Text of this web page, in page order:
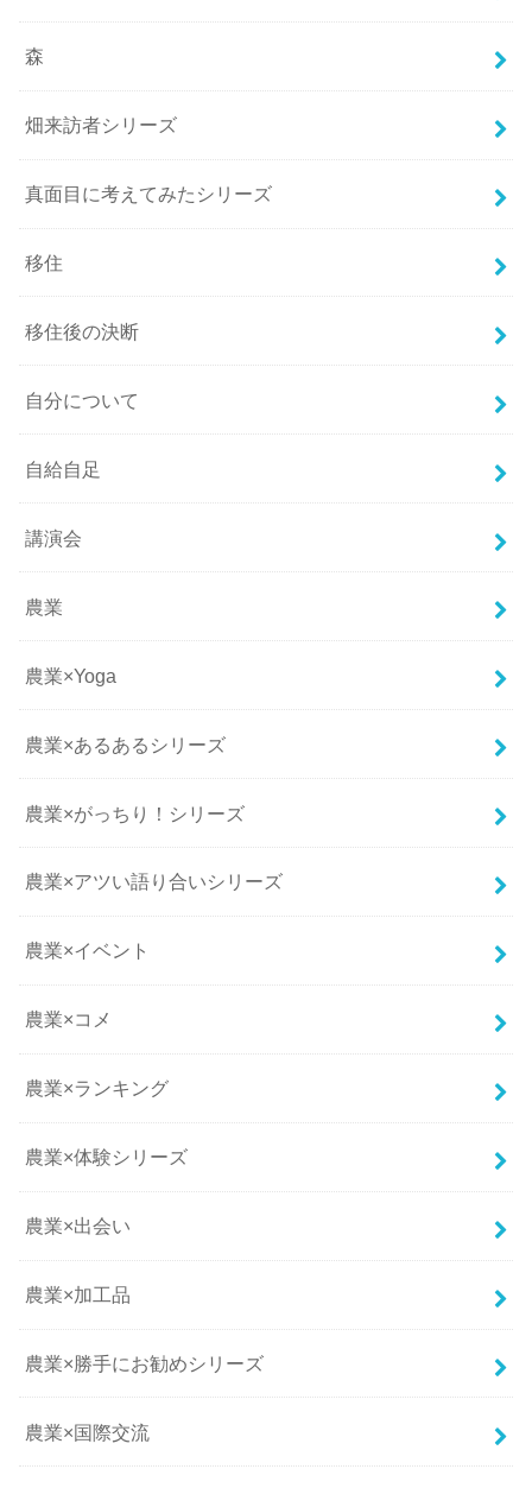
森
畑来訪者シリーズ
真面目に考えてみたシリーズ
移住
移住後の決断
自分について
自給自足
講演会
農業
農業×Yoga
農業×あるあるシリーズ
農業×がっちり！シリーズ
農業×アツい語り合いシリーズ
農業×イベント
農業×コメ
農業×ランキング
農業×体験シリーズ
農業×出会い
農業×加工品
農業×勝手にお勧めシリーズ
農業×国際交流